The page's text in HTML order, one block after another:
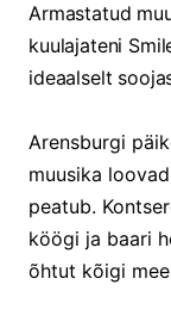
Armastatud
kuulajateni
ideaalselt
Arensburgi
muusika
peatub.
köögi ja baari
õhtut kõigi